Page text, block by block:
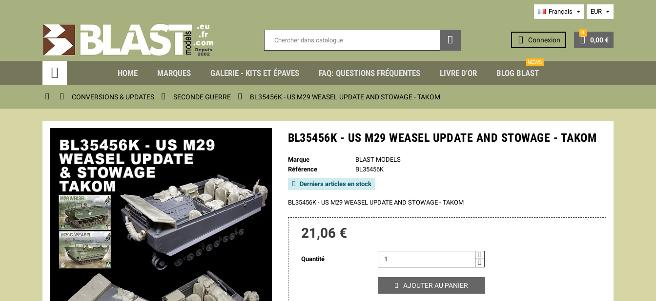
Français EUR
  Connexion  0,00 €
0
 HOME MARQUES GALERIE - KITS ET ÉPAVES FAQ: QUESTIONS FRÉQUENTES LIVRE D'OR BLOG BLAST
NEWS
  CONVERSIONS & UPDATES  SECONDE GUERRE  BL35456K - US M29 WEASEL UPDATE AND STOWAGE - TAKOM
BL35456K - US M29 WEASEL UPDATE AND STOWAGE - TAKOM
Marque
BLAST MODELS
Référence
BL35456K
 Derniers articles en stock
BL35456K - US M29 WEASEL UPDATE AND STOWAGE - TAKOM
21,06 €
Quantité
 AJOUTER AU PANIER